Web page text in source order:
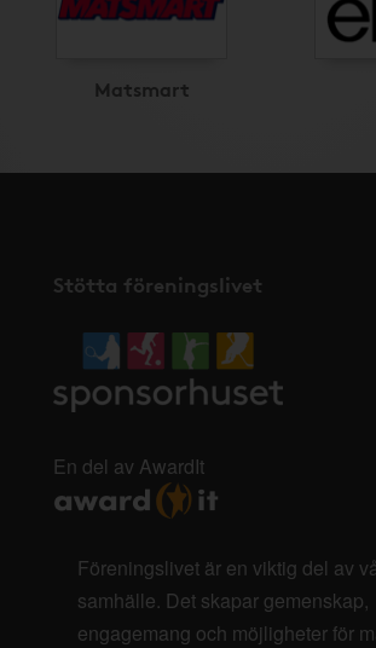
Matsmart
Stötta föreningslivet
En del av AwardIt
Föreningslivet är en viktig del av
samhälle. Det skapar gemenskap,
engagemang och möjligheter för